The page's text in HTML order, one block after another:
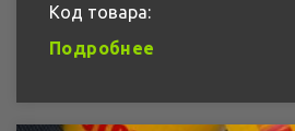
Код товара:
Подробнее